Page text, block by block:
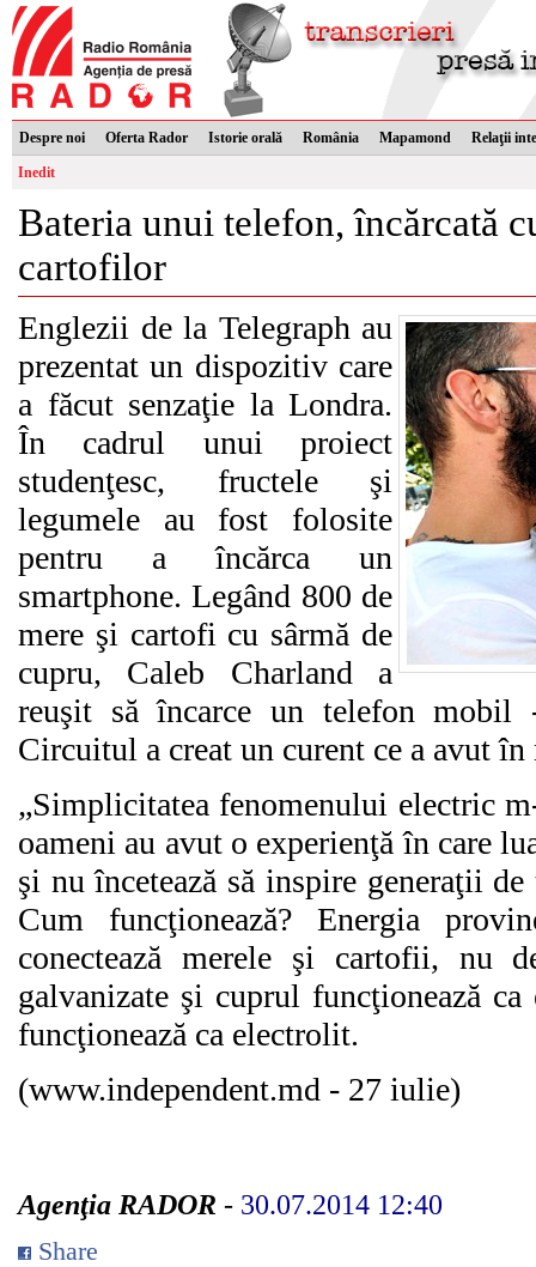
Despre noi Oferta Rador Istorie orală România Mapamond Relaţii
Inedit
Bateria unui telefon, încărcată
cartofilor
Englezii de la Telegraph au
prezentat un dispozitiv care
a făcut senzaţie la Londra.
În cadrul unui proiect
studenţesc, fructele şi
legumele au fost folosite
pentru a încărca un
smartphone. Legând 800 de
mere şi cartofi cu sârmă de
cupru, Caleb Charland a
reuşit să încarce un telefon
Circuitul a creat un curent ce a avut
„Simplicitatea fenomenului electric
oameni au avut o experienţă în care
şi nu încetează să inspire generaţii
Cum funcţionează? Energia
conectează merele şi cartofii, nu
galvanizate şi cuprul funcţionează
funcţionează ca electrolit.
(www.independent.md - 27 iulie)
Agenţia RADOR - 30.07.2014 12:40
Share